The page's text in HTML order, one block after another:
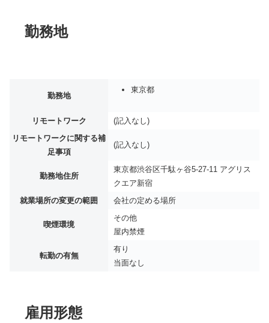
勤務地
勤務地
東京都
リモートワーク
(記入なし)
リモートワークに関する補
足事項
(記入なし)
勤務地住所
東京都渋谷区千駄ヶ谷5-27-11 アグリス
クエア新宿
就業場所の変更の範囲
会社の定める場所
喫煙環境
その他
屋内禁煙
転勤の有無
有り
当面なし
雇用形態